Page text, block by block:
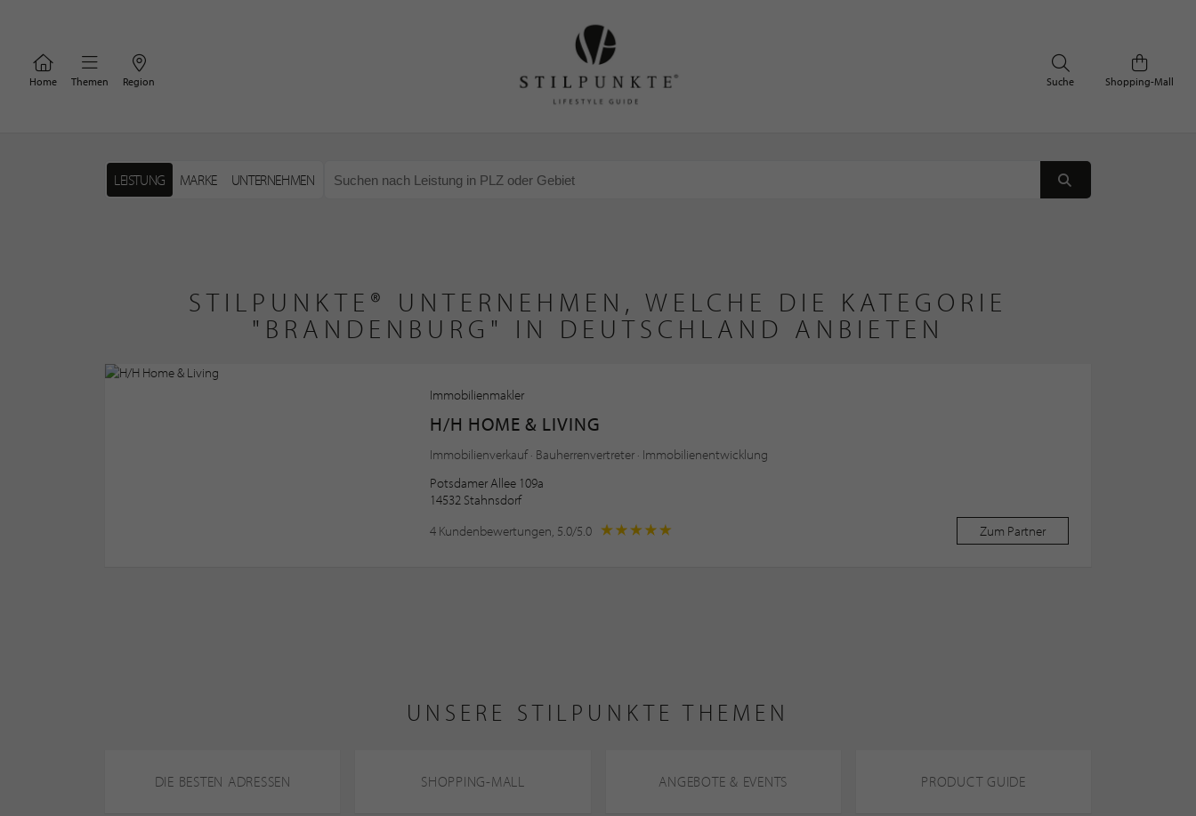
Home Themen Region Shopping-Mall
Suche
LEISTUNG MARKE UNTERNEHMEN
STILPUNKTE® UNTERNEHMEN, WELCHE DIE KATEGORIE
"BRANDENBURG" IN DEUTSCHLAND ANBIETEN
Immobilienmakler
H/H HOME & LIVING
Immobilienverkauf · Bauherrenvertreter · Immobilienentwicklung
Potsdamer Allee 109a
14532 Stahnsdorf
4 Kundenbewertungen, 5.0/5.0
Zum Partner
UNSERE STILPUNKTE THEMEN
DIE BESTEN ADRESSEN SHOPPING-MALL ANGEBOTE & EVENTS PRODUCT GUIDE